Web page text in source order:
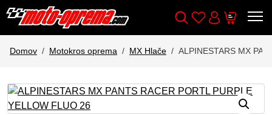
Wishlist
Cart
Domov Motokros oprema MX Hlače ALPINESTARS MX